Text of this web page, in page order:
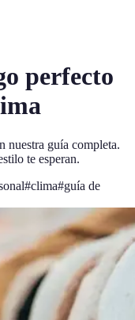
perfecto
nuestra guía completa.
te esperan.
#clima#guía de